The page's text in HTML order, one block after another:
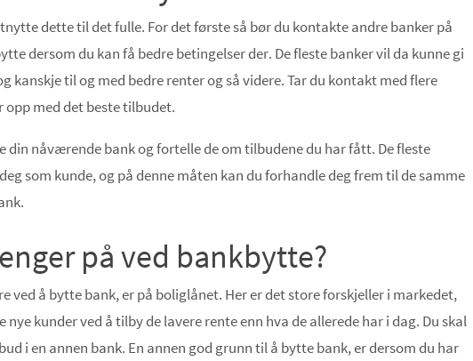
dette til det fulle. For det første så bør du kontakte andre banker på
dersom du kan få bedre betingelser der. De fleste banker vil da kunne gi
kanskje til og med bedre renter og så videre. Tar du kontakt med flere
opp med det beste tilbudet.
din nåværende bank og fortelle de om tilbudene du har fått. De fleste
som kunde, og på denne måten kan du forhandle deg frem til de samme
på ved bankbytte?
ved å bytte bank, er på boliglånet. Her er det store forskjeller i markedet,
kunder ved å tilby de lavere rente enn hva de allerede har i dag. Du skal
i en annen bank. En annen god grunn til å bytte bank, er dersom du har